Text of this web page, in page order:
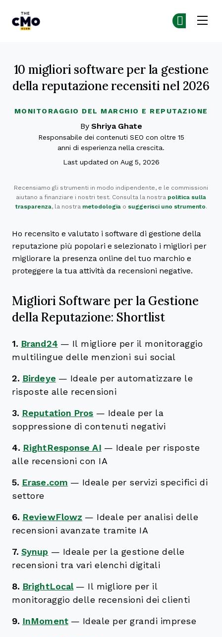
MONITORAGGIO DEL MARCHIO E REPUTAZIONE
10 migliori software per la gestione
della reputazione recensiti nel 2026
By Shriya Ghate
Responsabile dei contenuti SEO con oltre 15
anni di esperienza nella crescita.
Last updated on Aug 5, 2026
Recensiamo gli strumenti in modo indipendente, e le commissioni
aiutano a finanziare i nostri test. Consulta la nostra politica sulla
trasparenza, la nostra metodologiao suggerisci uno strumento.
Ho recensito e valutato i software di gestione della
reputazione più popolari e selezionato i migliori per
migliorare la presenza online del tuo marchio e
proteggere la tua attività da recensioni negative.
Migliori Software per la Gestione
della Reputazione: Shortlist
1. Brand24 — Il migliore per il monitoraggio
multilingue delle menzioni sui social
2. Birdeye — Ideale per automatizzare le
risposte alle recensioni
3. Reputation Pros — Ideale per la
soppressione di contenuti negativi
4. RightResponse AI — Ideale per risposte
alle recensioni con IA
5. Erase.com — Ideale per servizi specifici di
settore
6. ReviewFlowz — Ideale per analisi delle
recensioni avanzate tramite IA
7. Synup — Ideale per la gestione delle
recensioni tra vari elenchi digitali
8. BrightLocal — Il migliore per il
monitoraggio delle recensioni dei clienti
9. InMoment — Ideale per grandi imprese